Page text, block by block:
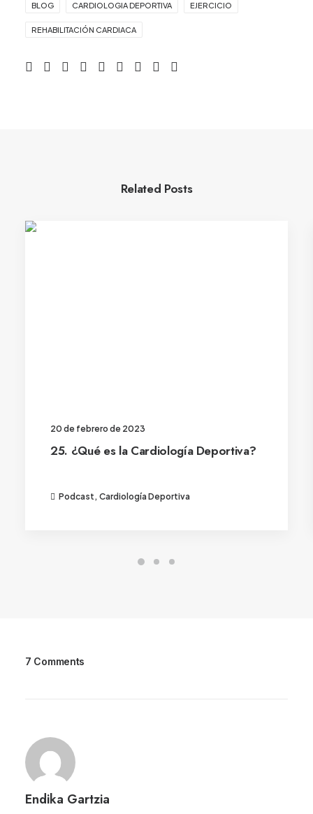
BLOG CARDIOLOGIA DEPORTIVA EJERCICIO
REHABILITACIÓN CARDIACA
Related Posts
20 de febrero de 2023
25. ¿Qué es la Cardiología Deportiva?
Podcast, Cardiología Deportiva
7 Comments
Endika Gartzia